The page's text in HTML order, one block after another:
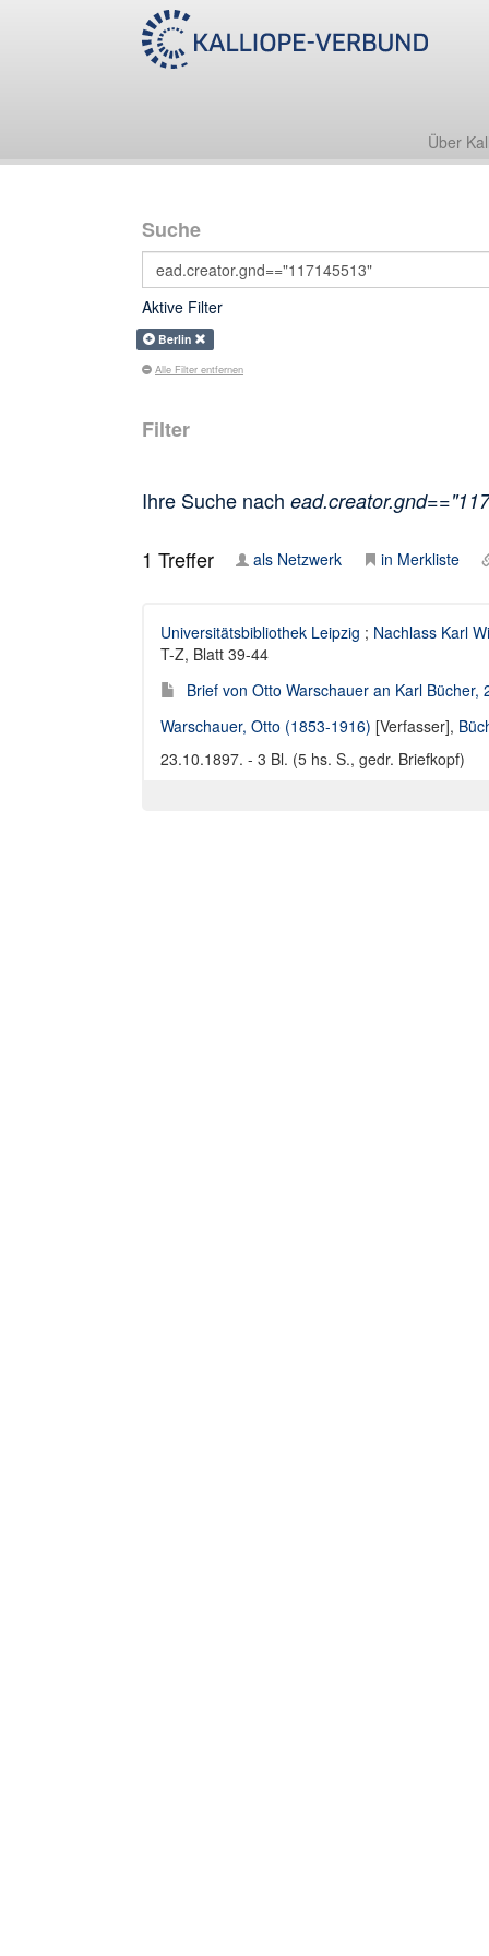
Über
Suche
Aktive Filter
Berlin
Alle Filter entfernen
Filter
Ihre Suche nach
1 Treffer als Netzwerk in Merkliste
Universitätsbibliothek Leipzig ; Nachlass Karl
T-Z, Blatt 39-44
Brief von Otto Warschauer an Karl Bücher,
Warschauer, Otto (1853-1916) [Verfasser],
23.10.1897. - 3 Bl. (5 hs. S., gedr. Briefkopf)